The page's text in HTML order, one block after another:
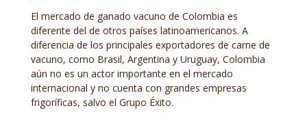
El mercado de ganado vacuno de Colombia es
diferente del de otros países latinoamericanos. A
diferencia de los principales exportadores de carne de
vacuno, como Brasil, Argentina y Uruguay, Colombia
aún no es un actor importante en el mercado
internacional y no cuenta con grandes empresas
frigoríficas, salvo el Grupo Éxito.